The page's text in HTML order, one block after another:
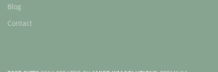
Blog
Contact